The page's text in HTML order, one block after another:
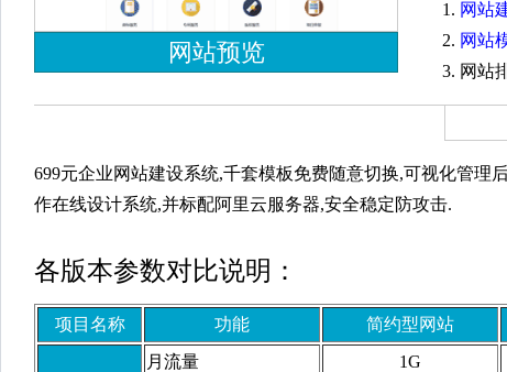
网站预览
1. 网站
2. 网站
3. 网站
699元企业网站建设系统,千套模板免费随意切换,可视化管理
作在线设计系统,并标配阿里云服务器,安全稳定防攻击.
各版本参数对比说明：
项目名称 功能 简约型网站
月流量 1G